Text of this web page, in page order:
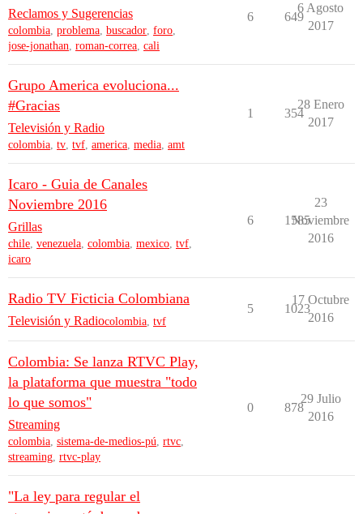
Reclamos y Sugerencias
colombia, problema, buscador, foro,
jose-jonathan, roman-correa, cali
6 649
6 Agosto
2017
Grupo America evoluciona...
#Gracias
Televisión y Radio
colombia, tv, tvf, america, media, amt
1 354
28 Enero
2017
Icaro - Guia de Canales
Noviembre 2016
Grillas
chile, venezuela, colombia, mexico, tvf,
icaro
6 1585
23
Noviembre
2016
Radio TV Ficticia Colombiana
Televisión y Radiocolombia tvf
5 1023
17 Octubre
2016
Colombia: Se lanza RTVC Play,
la plataforma que muestra "todo
lo que somos"
Streaming
colombia, sistema-de-medios-pú, rtvc,
streaming, rtvc-play
0 878
29 Julio
2016
"La ley para regular el